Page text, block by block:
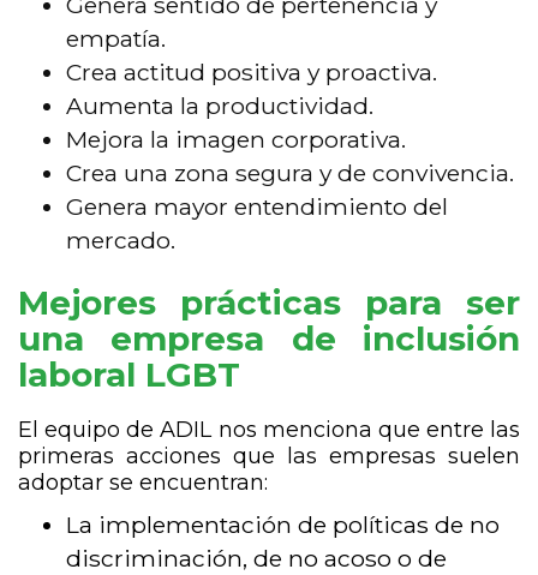
empatía.
Crea actitud positiva y proactiva.
Aumenta la productividad.
Mejora la imagen corporativa.
Crea una zona segura y de convivencia.
Genera mayor entendimiento del
mercado.
Mejores prácticas para ser
una empresa de inclusión
laboral LGBT
El equipo de ADIL nos menciona que entre las
primeras acciones que las empresas suelen
adoptar se encuentran:
La implementación de políticas de no
discriminación, de no acoso o de